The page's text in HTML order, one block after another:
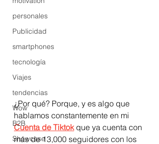
personales
Publicidad
smartphones
tecnología
Viajes
tendencias
Wow
B2B
Showcase
¿Por qué? Porque, y es algo que
hablamos constantemente en mi
Cuenta de Tiktok que ya cuenta con
más de 13,000 seguidores con los